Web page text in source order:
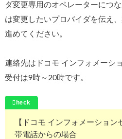
ダ変更専用のオペレーターにつ
は変更したいプロバイダを伝え
進めてください。
連絡先はドコモ インフォメーシ
受付は9時～20時です。
【ドコモ インフォメーショ
帯電話からの場合